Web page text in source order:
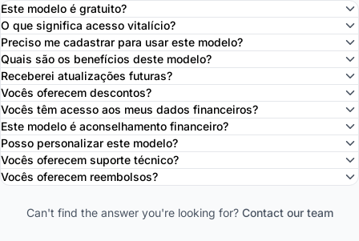
Este modelo é gratuito?
O que significa acesso vitalício?
Preciso me cadastrar para usar este modelo?
Quais são os benefícios deste modelo?
Receberei atualizações futuras?
Vocês oferecem descontos?
Vocês têm acesso aos meus dados financeiros?
Este modelo é aconselhamento financeiro?
Posso personalizar este modelo?
Vocês oferecem suporte técnico?
Vocês oferecem reembolsos?
Can't find the answer you're looking for? Contact our team